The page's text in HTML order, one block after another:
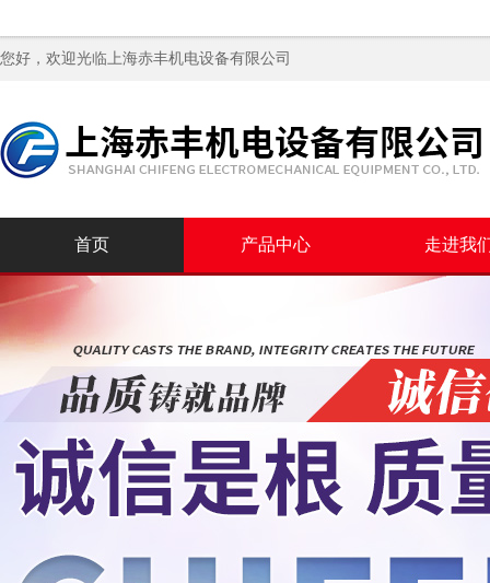
您好，欢迎光临上海赤丰机电设备有限公司
首页 产品中心 走进我